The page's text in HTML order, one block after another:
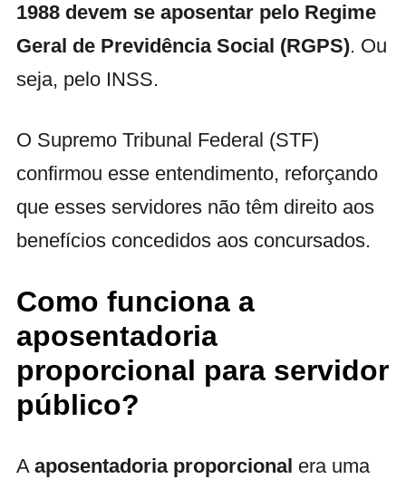
1988 devem se aposentar pelo Regime
Geral de Previdência Social (RGPS). Ou
seja, pelo INSS.
O Supremo Tribunal Federal (STF)
confirmou esse entendimento, reforçando
que esses servidores não têm direito aos
benefícios concedidos aos concursados.
Como funciona a
aposentadoria
proporcional para servidor
público?
A aposentadoria proporcional era uma